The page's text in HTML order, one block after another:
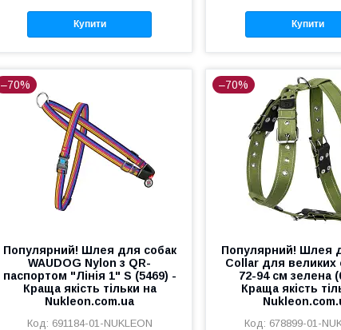
Купити Купити
–70%
Популярний! Шлея для собак
WAUDOG Nylon з QR-
паспортом "Лінія 1" S (5469) -
Краща якість тільки на
Nukleon.com.ua
691184-01-NUKLEON
–70%
Популярний! Шлея
Collar для великих
72-94 см зелена
Краща якість
678899-01-